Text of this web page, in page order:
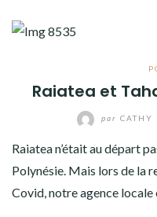
Raiatea et
par CATHY
Raiatea n’était au départ
Polynésie. Mais lors de la
Covid, notre agence
AMÉRIQUE DU NORD
AMÉRIQUE DU SUD
CONTACT